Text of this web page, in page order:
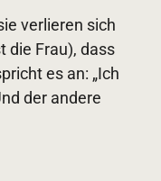
verlieren sich
die Frau), dass
es an: „Ich
der andere